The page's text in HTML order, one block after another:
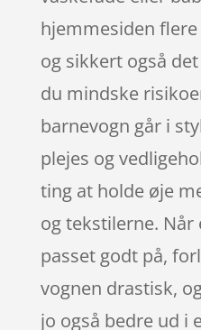
hjemmesiden
og sikkert også
du mindske
barnevogn går i
plejes og
ting at holde øje
og tekstilerne.
passet godt på,
vognen drastisk,
jo også bedre ud i